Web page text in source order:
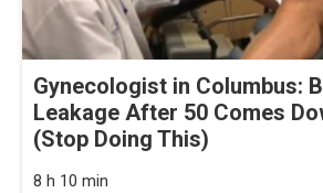
Gynecologist in Columbus:
Leakage After 50 Comes
(Stop Doing This)
8 h 10 min